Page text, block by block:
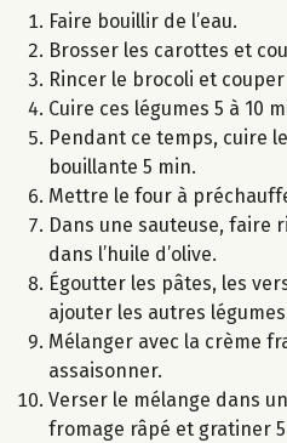
Faire bouillir de l’eau.
Brosser les carottes et
Rincer le brocoli et
Cuire ces légumes 5 à 10
Pendant ce temps, cuire
bouillante 5 min.
Mettre le four à
Dans une sauteuse, faire
dans l’huile d’olive.
Égoutter les pâtes, les
ajouter les autres
Mélanger avec la crème
assaisonner.
Verser le mélange dans
fromage râpé et gratiner